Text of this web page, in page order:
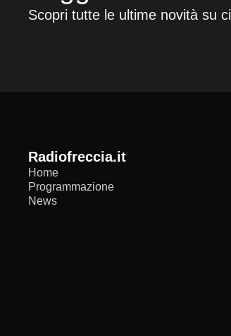
Scopri tutte le ultime novità su
radiofreccia.it
Home
Programmazione
News